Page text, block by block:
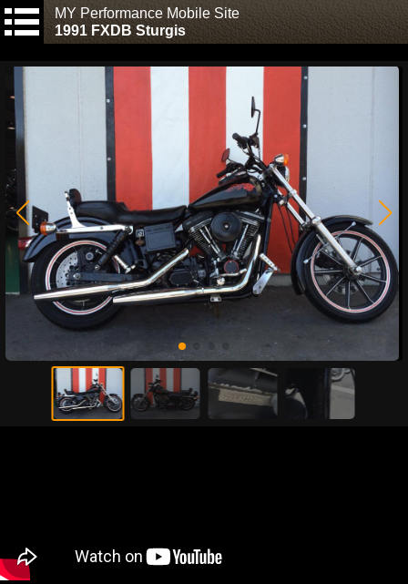
MY Performance Mobile Site
1991 FXDB Sturgis